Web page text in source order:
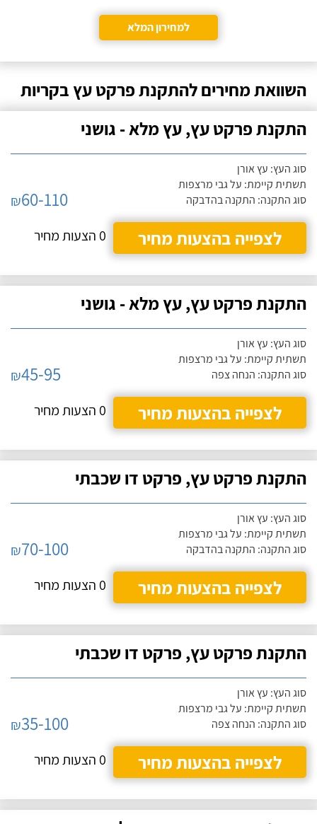
למחירון המלא
השוואת מחירים להתקנת פרקט עץ בקריות
התקנת פרקט עץ, עץ מלא - גושני
סוג העץ: עץ אורן
תשתית קיימת: על גבי מרצפות
סוג התקנה: התקנה בהדבקה
₪60-110
לצפייה בהצעות מחיר
0 הצעות מחיר
התקנת פרקט עץ, עץ מלא - גושני
סוג העץ: עץ אורן
תשתית קיימת: על גבי מרצפות
סוג התקנה: הנחה צפה
₪45-95
לצפייה בהצעות מחיר
0 הצעות מחיר
התקנת פרקט עץ, פרקט דו שכבתי
סוג העץ: עץ אורן
תשתית קיימת: על גבי מרצפות
סוג התקנה: התקנה בהדבקה
₪70-100
לצפייה בהצעות מחיר
0 הצעות מחיר
התקנת פרקט עץ, פרקט דו שכבתי
סוג העץ: עץ אורן
תשתית קיימת: על גבי מרצפות
סוג התקנה: הנחה צפה
₪35-100
לצפייה בהצעות מחיר
0 הצעות מחיר